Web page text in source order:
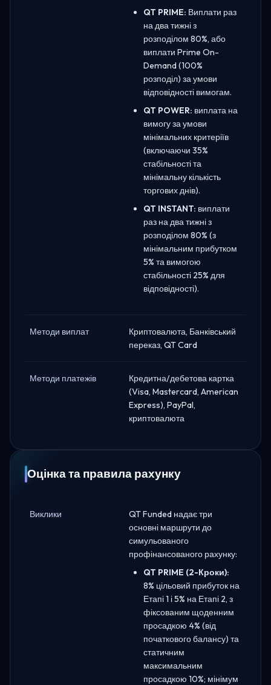
QT PRIME: Виплати раз
на два тижні з
розподілом 80%, або
виплати Prime On-
Demand (100%
розподіл) за умови
відповідності вимогам.
QT POWER: виплата на
вимогу за умови
мінімальних критеріїв
(включаючи 35%
стабільності та
мінімальну кількість
торгових днів).
QT INSTANT: виплати
раз на два тижні з
розподілом 80% (з
мінімальним прибутком
5% та вимогою
стабільності 25% для
відповідності).
Методи виплат
Криптовалюта, Банківський
переказ, QT Card
Методи платежів
Кредитна/дебетова картка
(Visa, Mastercard, American
Express), PayPal,
криптовалюта
Оцінка та правила рахунку
Виклики
QT Funded надає три
основні маршрути до
симульованого
профінансованого рахунку:
QT PRIME (2-Кроки):
8% цільовий прибуток на
Етапі 1 і 5% на Етапі 2, з
фіксованим щоденним
просадкою 4% (від
початкового балансу) та
статичним
максимальним
просадкою 10%; мінімум